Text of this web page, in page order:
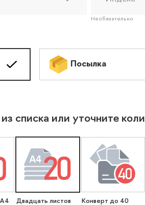
Необязательно
Посылка
списка или уточните
А4
Двадцать листов
Конверт до 40